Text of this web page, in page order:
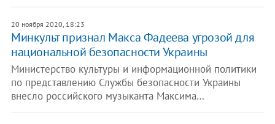
20 ноября 2020, 18:23
Минкульт признал Макса Фадеева угрозой для
национальной безопасности Украины
Министерство культуры и информационной политики
по представлению Службы безопасности Украины
внесло российского музыканта Максима…